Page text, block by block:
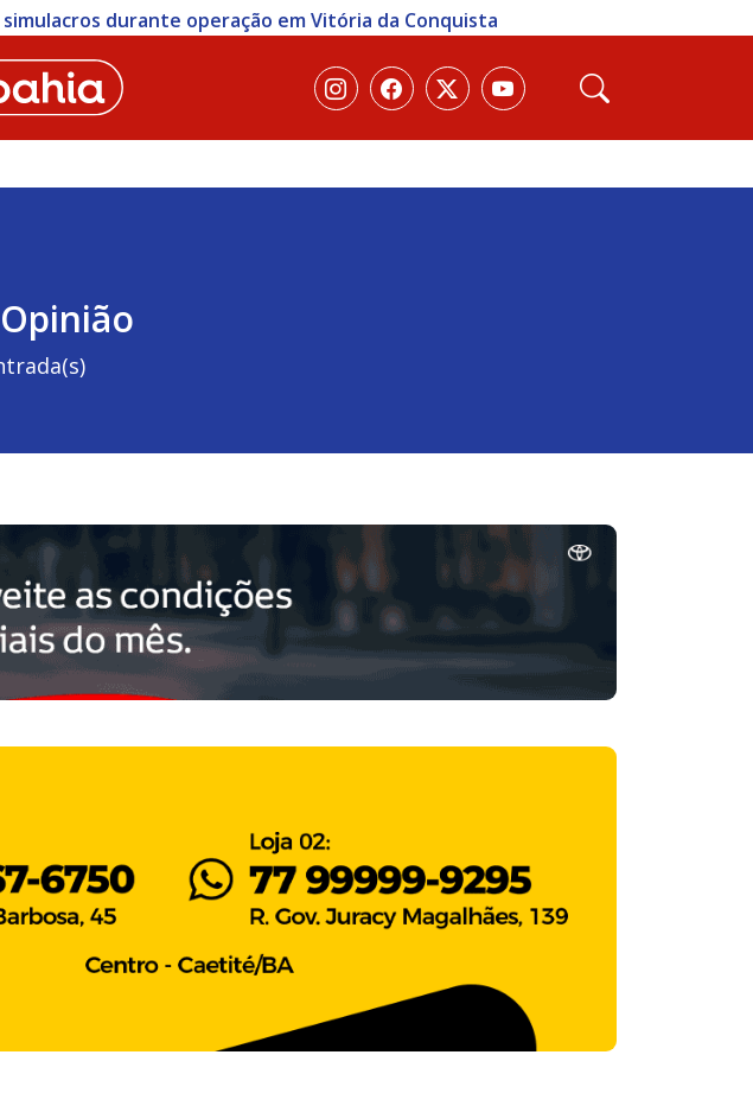
durante operação em Vitória da Conquista